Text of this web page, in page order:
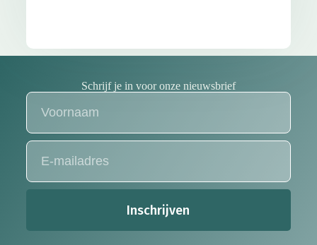
Schrijf je in voor onze nieuwsbrief
Inschrijven